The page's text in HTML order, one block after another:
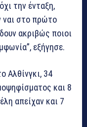
την ένταξη,
ναι στο πρώτο
ακριβώς ποιοι
εξήγησε.
Αλθίνγκι, 34
και 8
απείχαν και 7